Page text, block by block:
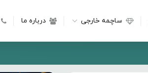
ساچمه خارجی درباره ما